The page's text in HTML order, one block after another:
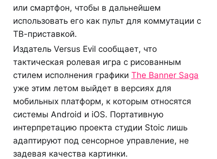
или смартфон, чтобы в дальнейшем
использовать его как пульт для коммутации с
ТВ-приставкой.
Издатель Versus Evil сообщает, что
тактическая ролевая игра с рисованным
стилем исполнения графики The Banner Saga
уже этим летом выйдет в версиях для
мобильных платформ, к которым относятся
системы Android и iOS. Портативную
интерпретацию проекта студии Stoic лишь
адаптируют под сенсорное управление, не
задевая качества картинки.